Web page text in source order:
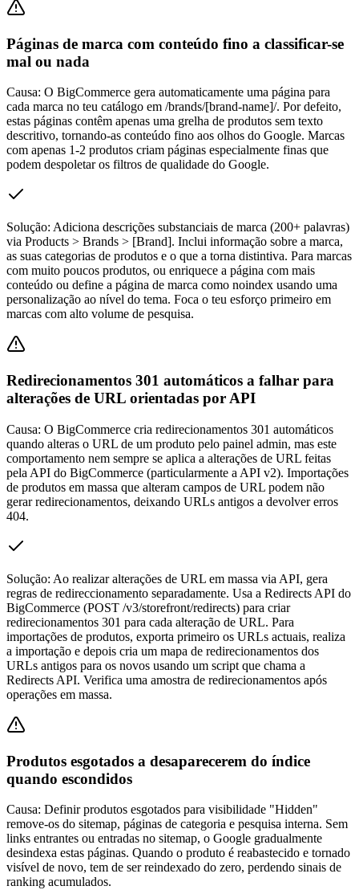
Páginas de marca com conteúdo fino a classificar-se
mal ou nada
Causa: O BigCommerce gera automaticamente uma página para
cada marca no teu catálogo em /brands/[brand-name]/. Por defeito,
estas páginas contêm apenas uma grelha de produtos sem texto
descritivo, tornando-as conteúdo fino aos olhos do Google. Marcas
com apenas 1-2 produtos criam páginas especialmente finas que
podem despoletar os filtros de qualidade do Google.
Solução: Adiciona descrições substanciais de marca (200+ palavras)
via Products > Brands > [Brand]. Inclui informação sobre a marca,
as suas categorias de produtos e o que a torna distintiva. Para marcas
com muito poucos produtos, ou enriquece a página com mais
conteúdo ou define a página de marca como noindex usando uma
personalização ao nível do tema. Foca o teu esforço primeiro em
marcas com alto volume de pesquisa.
Redirecionamentos 301 automáticos a falhar para
alterações de URL orientadas por API
Causa: O BigCommerce cria redirecionamentos 301 automáticos
quando alteras o URL de um produto pelo painel admin, mas este
comportamento nem sempre se aplica a alterações de URL feitas
pela API do BigCommerce (particularmente a API v2). Importações
de produtos em massa que alteram campos de URL podem não
gerar redirecionamentos, deixando URLs antigos a devolver erros
404.
Solução: Ao realizar alterações de URL em massa via API, gera
regras de redireccionamento separadamente. Usa a Redirects API do
BigCommerce (POST /v3/storefront/redirects) para criar
redirecionamentos 301 para cada alteração de URL. Para
importações de produtos, exporta primeiro os URLs actuais, realiza
a importação e depois cria um mapa de redirecionamentos dos
URLs antigos para os novos usando um script que chama a
Redirects API. Verifica uma amostra de redirecionamentos após
operações em massa.
Produtos esgotados a desaparecerem do índice
quando escondidos
Causa: Definir produtos esgotados para visibilidade "Hidden"
remove-os do sitemap, páginas de categoria e pesquisa interna. Sem
links entrantes ou entradas no sitemap, o Google gradualmente
desindexa estas páginas. Quando o produto é reabastecido e tornado
visível de novo, tem de ser reindexado do zero, perdendo sinais de
ranking acumulados.